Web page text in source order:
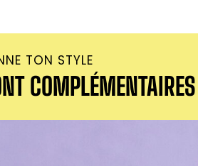
TON STYLE
COMPLÉMENTAIRES